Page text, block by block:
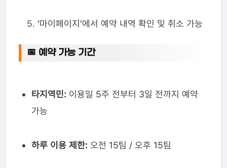
‘마이페이지’에서 예약 내역 확인 및 취소 가능
📅 예약 가능 기간
타지역민: 이용일 5주 전부터 3일 전까지 예약
가능
하루 이용 제한: 오전 15팀 / 오후 15팀